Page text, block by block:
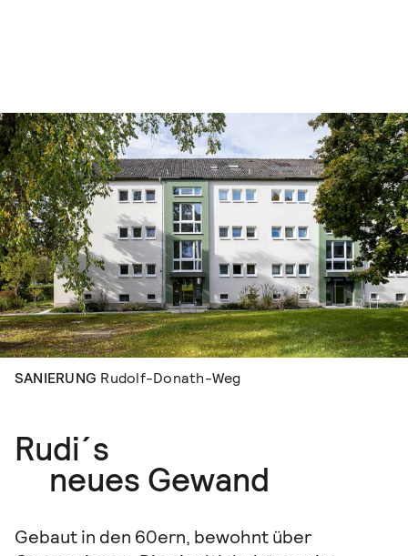
SANIERUNG Rudolf-Donath-Weg
Rudi´s
neues Gewand
Gebaut in den 60ern, bewohnt über